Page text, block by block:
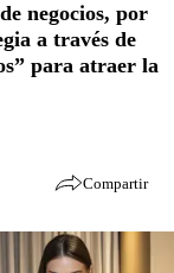
negocios, por
a través de
para atraer la
Compartir